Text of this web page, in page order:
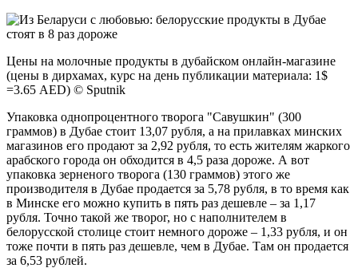
Цены на молочные продукты в дубайском онлайн-магазине
(цены в дирхамах, курс на день публикации материала: 1$
=3.65 AED) © Sputnik
Упаковка однопроцентного творога "Савушкин" (300
граммов) в Дубае стоит 13,07 рубля, а на прилавках минских
магазинов его продают за 2,92 рубля, то есть жителям жаркого
арабского города он обходится в 4,5 раза дороже. А вот
упаковка зерненого творога (130 граммов) этого же
производителя в Дубае продается за 5,78 рубля, в то время как
в Минске его можно купить в пять раз дешевле – за 1,17
рубля. Точно такой же творог, но с наполнителем в
белорусской столице стоит немного дороже – 1,33 рубля, и он
тоже почти в пять раз дешевле, чем в Дубае. Там он продается
за 6,53 рублей.